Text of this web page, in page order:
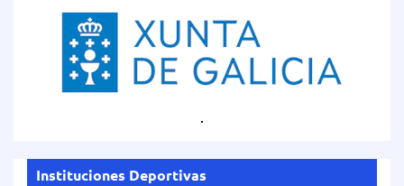
.
Instituciones Deportivas